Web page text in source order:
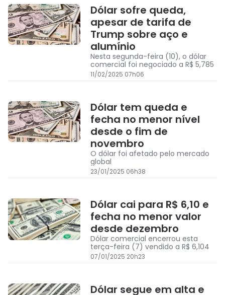
Dólar sofre queda,
apesar de tarifa de
Trump sobre aço e
alumínio
Nesta segunda-feira (10), o dólar
comercial foi negociado a R$ 5,785
11/02/2025 07h06
Dólar tem queda e
fecha no menor nível
desde o fim de
novembro
O dólar foi afetado pelo mercado
global
23/01/2025 06h38
Dólar cai para R$ 6,10 e
fecha no menor valor
desde dezembro
Dólar comercial encerrou esta
terça-feira (7) vendido a R$ 6,104
07/01/2025 20h23
Dólar segue em alta e